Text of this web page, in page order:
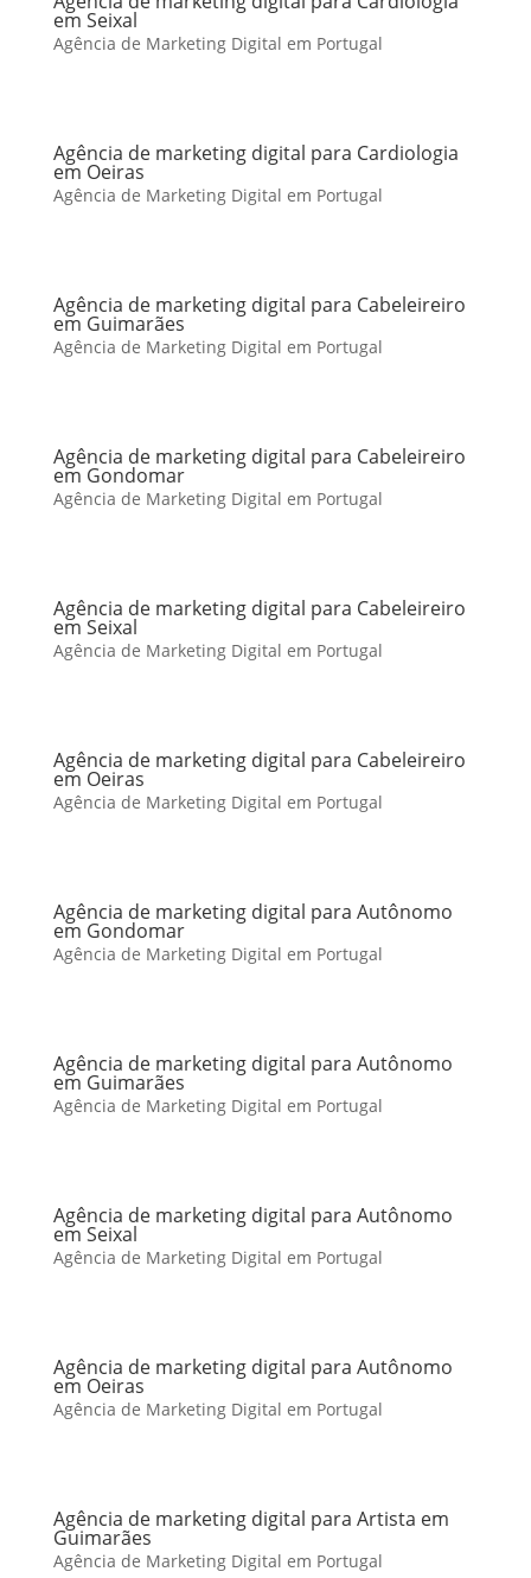
em Seixal
Agência de Marketing Digital em Portugal
Agência de marketing digital para Cardiologia
em Oeiras
Agência de Marketing Digital em Portugal
Agência de marketing digital para Cabeleireiro
em Guimarães
Agência de Marketing Digital em Portugal
Agência de marketing digital para Cabeleireiro
em Gondomar
Agência de Marketing Digital em Portugal
Agência de marketing digital para Cabeleireiro
em Seixal
Agência de Marketing Digital em Portugal
Agência de marketing digital para Cabeleireiro
em Oeiras
Agência de Marketing Digital em Portugal
Agência de marketing digital para Autônomo
em Gondomar
Agência de Marketing Digital em Portugal
Agência de marketing digital para Autônomo
em Guimarães
Agência de Marketing Digital em Portugal
Agência de marketing digital para Autônomo
em Seixal
Agência de Marketing Digital em Portugal
Agência de marketing digital para Autônomo
em Oeiras
Agência de Marketing Digital em Portugal
Agência de marketing digital para Artista em
Guimarães
Agência de Marketing Digital em Portugal